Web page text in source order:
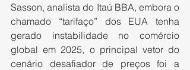
Sasson, analista do Itaú BBA, embora o
chamado “tarifaço” dos EUA tenha
gerado instabilidade no comércio
global em 2025, o principal vetor do
cenário desafiador de preços foi a